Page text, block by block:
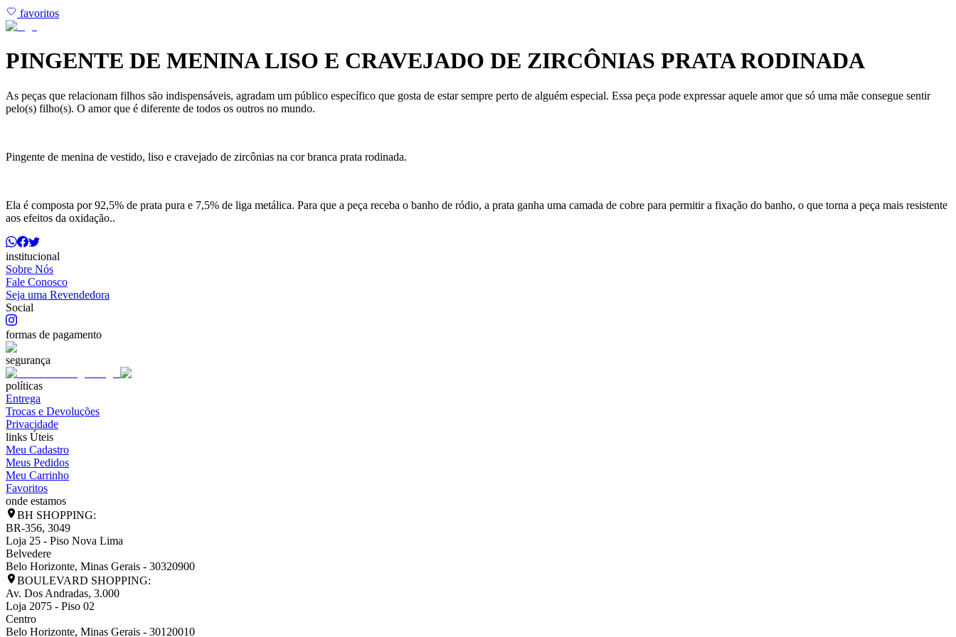
favoritos
PINGENTE DE MENINA LISO E CRAVEJADO DE ZIRCÔNIAS PRATA RODINADA
As peças que relacionam filhos são indispensáveis, agradam um público específico que gosta de estar sempre perto de alguém especial. Essa peça pode expressar aquele amor que só uma mãe consegue sentir
pelo(s) filho(s). O amor que é diferente de todos os outros no mundo.
Pingente de menina de vestido, liso e cravejado de zircônias na cor branca prata rodinada.
Ela é composta por 92,5% de prata pura e 7,5% de liga metálica. Para que a peça receba o banho de ródio, a prata ganha uma camada de cobre para permitir a fixação do banho, o que torna a peça mais resistente
aos efeitos da oxidação..
institucional
Sobre Nós
Fale Conosco
Seja uma Revendedora
Social
formas de pagamento
segurança
políticas
Entrega
Trocas e Devoluções
Privacidade
links Úteis
Meu Cadastro
Meus Pedidos
Meu Carrinho
Favoritos
onde estamos
BH SHOPPING:
BR-356, 3049
Loja 25 - Piso Nova Lima
Belvedere
Belo Horizonte, Minas Gerais - 30320900
BOULEVARD SHOPPING:
Av. Dos Andradas, 3.000
Loja 2075 - Piso 02
Centro
Belo Horizonte, Minas Gerais - 30120010